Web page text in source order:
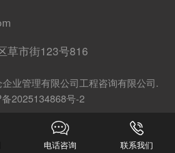
电话咨询 联系我们
草市街123号816
业管理有限公司工程咨询有限公司.
2025134868号-2